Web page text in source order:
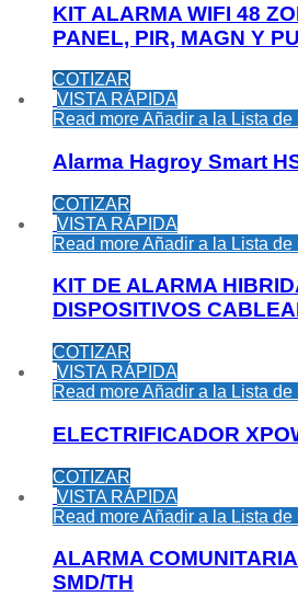
KIT ALARMA WIFI 48
PANEL, PIR, MAGN Y
COTIZAR
VISTA RÁPIDA
Read moreAñadir a la Lista de
Alarma Hagroy Smart
COTIZAR
VISTA RÁPIDA
Read moreAñadir a la Lista de
KIT DE ALARMA
DISPOSITIVOS
COTIZAR
VISTA RÁPIDA
Read moreAñadir a la Lista de
ELECTRIFICADOR
COTIZAR
VISTA RÁPIDA
Read moreAñadir a la Lista de
ALARMA
SMD/TH